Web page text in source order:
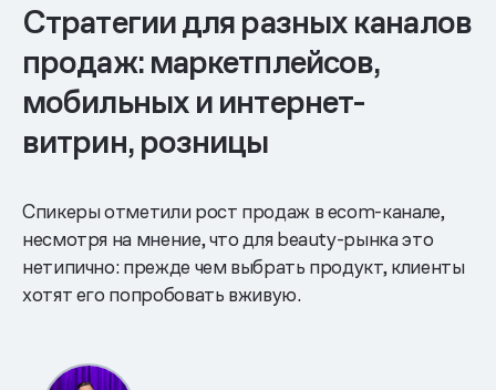
Стратегии для разных каналов
продаж: маркетплейсов,
мобильных и интернет-
витрин, розницы
Спикеры отметили рост продаж в ecom-канале,
несмотря на мнение, что для beauty-рынка это
нетипично: прежде чем выбрать продукт, клиенты
хотят его попробовать вживую.